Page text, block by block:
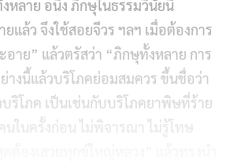
หลาย อนึ่ง ภิกษุในธรรมวินัยนี้
แล้ว จึงใช้สอยจีวร ฯลฯ เมื่อต้องการ
าย” แล้วตรัสว่า “ภิกษุทั้งหลาย การ
งนี้แล้วบริโภคย่อมสมควร ขึ้นชื่อว่า
ริโภค เป็นเช่นกับบริโภคยาพิษที่ร้าย
นในครั้งก่อน ไม่พิจารณา ไม่รู้โทษ